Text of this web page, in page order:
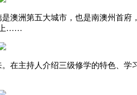
洲第五大城市，也是南澳州首府
上……
主持人介绍三级修学的特色、学